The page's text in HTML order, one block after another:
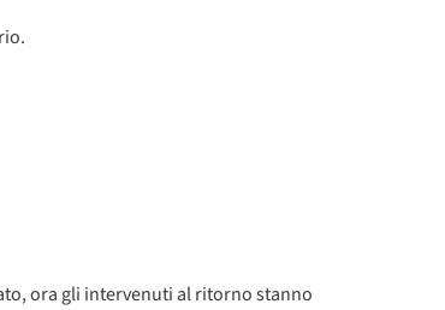
ora gli intervenuti al ritorno stanno